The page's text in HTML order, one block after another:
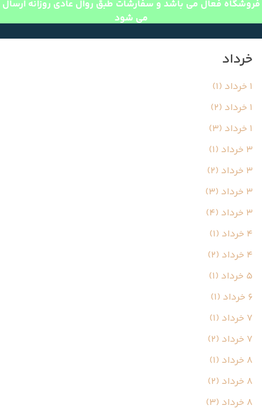
فروشگاه فعال می باشد و سفارشات طبق روال عادی روزانه ارسال
می شود
خرداد
1 خرداد (1)
1 خرداد (2)
1 خرداد (3)
3 خرداد (1)
3 خرداد (2)
3 خرداد (3)
3 خرداد (4)
4 خرداد (1)
4 خرداد (2)
5 خرداد (1)
6 خرداد (1)
7 خرداد (1)
7 خرداد (2)
8 خرداد (1)
8 خرداد (2)
8 خرداد (3)